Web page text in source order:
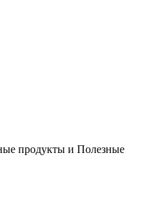
продукты и Полезные